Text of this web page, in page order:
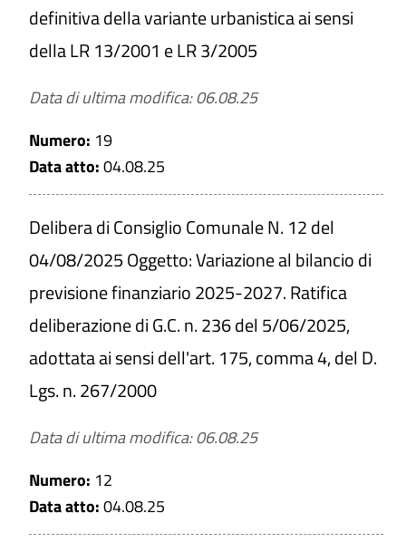
definitiva della variante urbanistica ai sensi
della LR 13/2001 e LR 3/2005
Data di ultima modifica: 06.08.25
Numero: 19
Data atto:04.08.25
Delibera di Consiglio Comunale N. 12 del
04/08/2025 Oggetto: Variazione al bilancio di
previsione finanziario 2025-2027. Ratifica
deliberazione di G.C. n. 236 del 5/06/2025,
adottata ai sensi dell'art. 175, comma 4, del D.
Lgs. n. 267/2000
Data di ultima modifica: 06.08.25
Numero: 12
Data atto:04.08.25